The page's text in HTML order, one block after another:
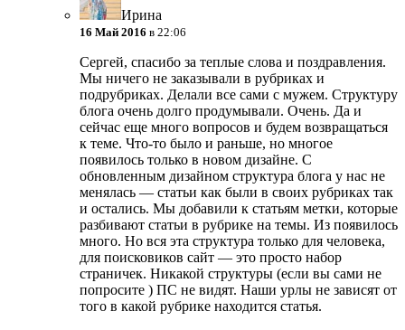
Ирина
16 Май 2016 в 22:06
Сергей, спасибо за теплые слова и поздравления.
Мы ничего не заказывали в рубриках и
подрубриках. Делали все сами с мужем. Структуру
блога очень долго продумывали. Очень. Да и
сейчас еще много вопросов и будем возвращаться
к теме. Что-то было и раньше, но многое
появилось только в новом дизайне. С
обновленным дизайном структура блога у нас не
менялась — статьи как были в своих рубриках так
и остались. Мы добавили к статьям метки, которые
разбивают статьи в рубрике на темы. Из появилось
много. Но вся эта структура только для человека,
для поисковиков сайт — это просто набор
страничек. Никакой структуры (если вы сами не
попросите ) ПС не видят. Наши урлы не зависят от
того в какой рубрике находится статья.